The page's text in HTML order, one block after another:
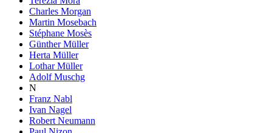
Charles Morgan
Martin Mosebach
Stéphane Mosès
Günther Müller
Herta Müller
Lothar Müller
Adolf Muschg
N
Franz Nabl
Ivan Nagel
Robert Neumann